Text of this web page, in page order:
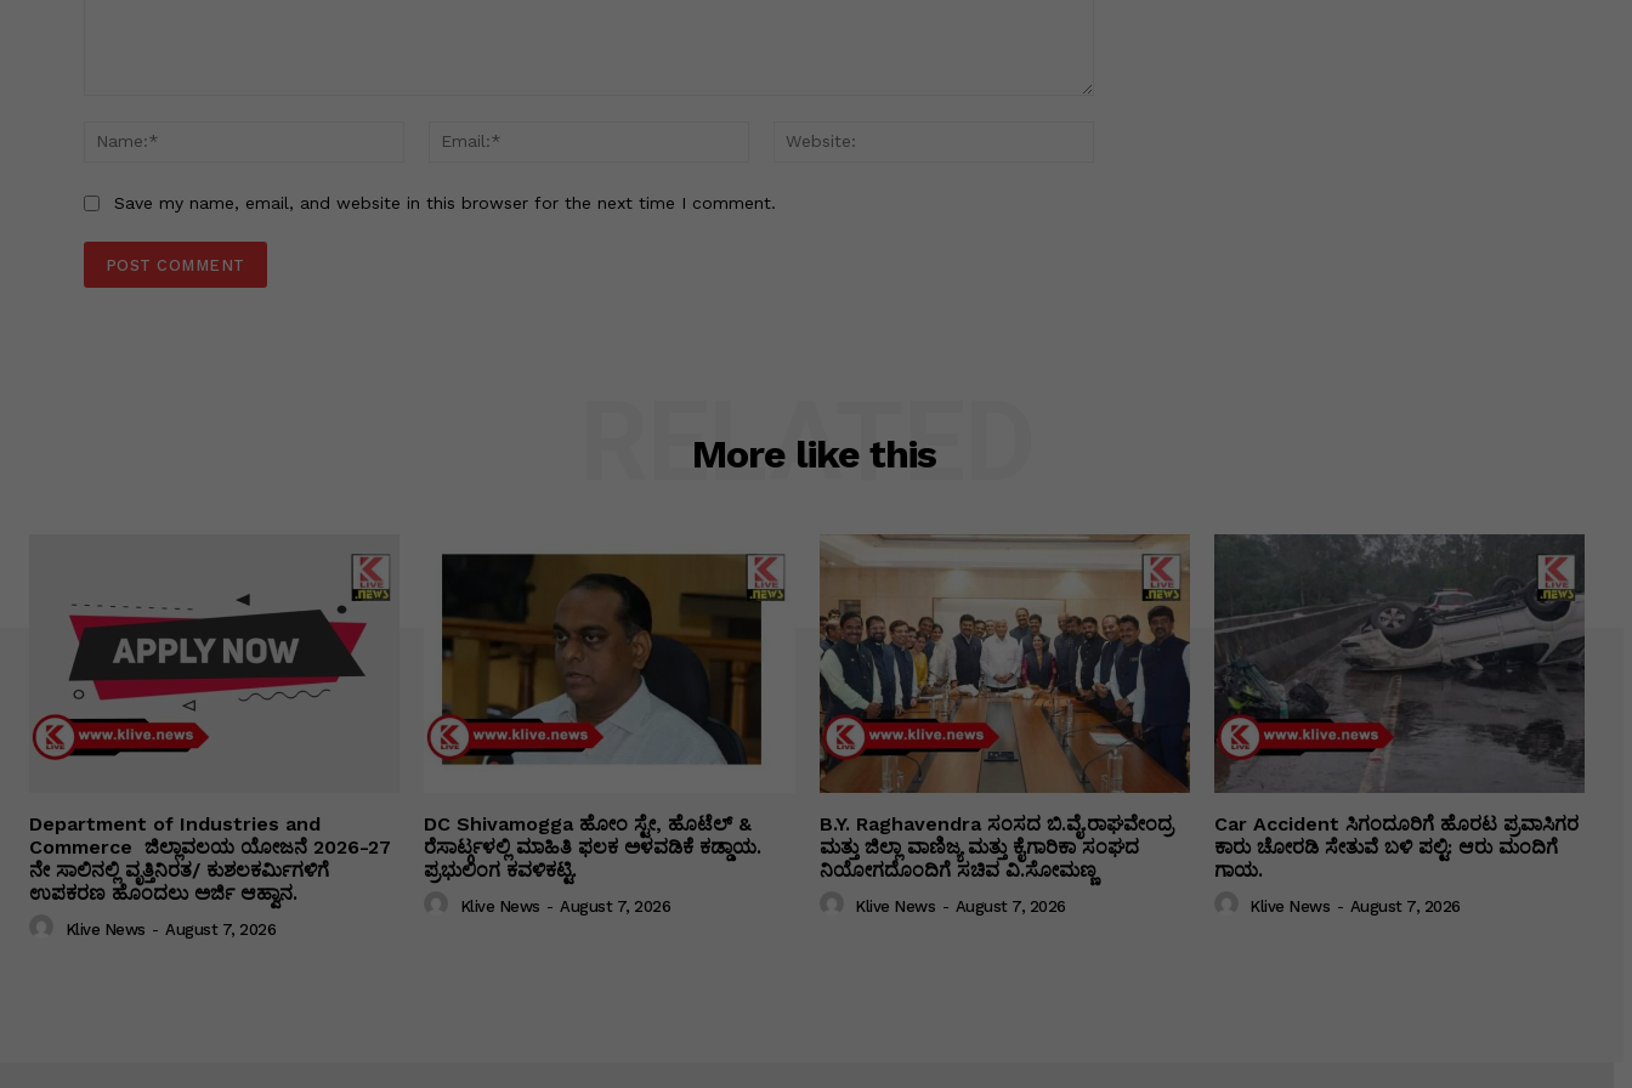
Name:*
Email:*
Save my name, email, and website in this browser for the next time I comment.
More like this
RELATED
Department of Industries and
Commerce ಜಿಲ್ಲಾವಲಯ ಯೋಜನೆ 2026-27
ನೇ ಸಾಲಿನಲ್ಲಿ ವೃತ್ತಿನಿರತ/ ಕುಶಲಕರ್ಮಿಗಳಿಗೆ
ಉಪಕರಣ ಹೊಂದಲು ಅರ್ಜಿ ಆಹ್ವಾನ.
Klive News - August 7, 2026
DC Shivamogga ಹೋಂ ಸ್ಟೇ, ಹೊಟೆಲ್ &
ರೆಸಾರ್ಟ್ಗಳಲ್ಲಿ ಮಾಹಿತಿ ಫಲಕ ಅಳವಡಿಕೆ ಕಡ್ಡಾಯ.
ಪ್ರಭುಲಿಂಗ ಕವಳಿಕಟ್ಟಿ.
Klive News - August 7, 2026
B.Y. Raghavendra ಸಂಸದ ಬಿ.ವೈ.ರಾಘವೇಂದ್ರ
ಮತ್ತು ಜಿಲ್ಲಾ ವಾಣಿಜ್ಯ ಮತ್ತು ಕೈಗಾರಿಕಾ ಸಂಘದ
ನಿಯೋಗದೊಂದಿಗೆ ಸಚಿವ ವಿ‌.ಸೋಮಣ್ಣ
Klive News - August 7, 2026
Car Accident ಸಿಗಂದೂರಿಗೆ ಹೊರಟ ಪ್ರವಾಸಿಗರ
ಕಾರು ಚೋರಡಿ ಸೇತುವೆ ಬಳಿ ಪಲ್ಟಿ: ಆರು ಮಂದಿಗೆ
ಗಾಯ.
Klive News - August 7, 2026